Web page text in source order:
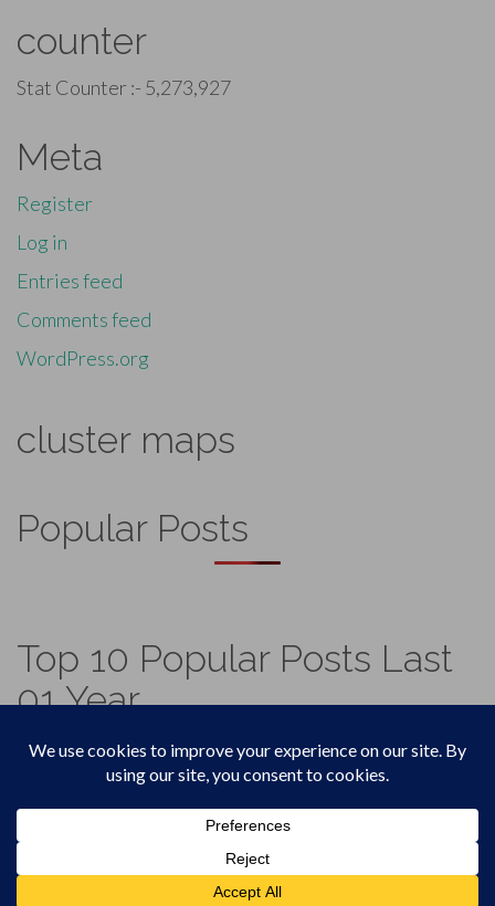
counter
Stat Counter :- 5,273,927
Meta
Register
Log in
Entries feed
Comments feed
WordPress.org
cluster maps
Popular Posts
Top 10 Popular Posts Last
01 Year
Footer
Menu
Top Home
Vadicjagat.Theme by
4,570,749